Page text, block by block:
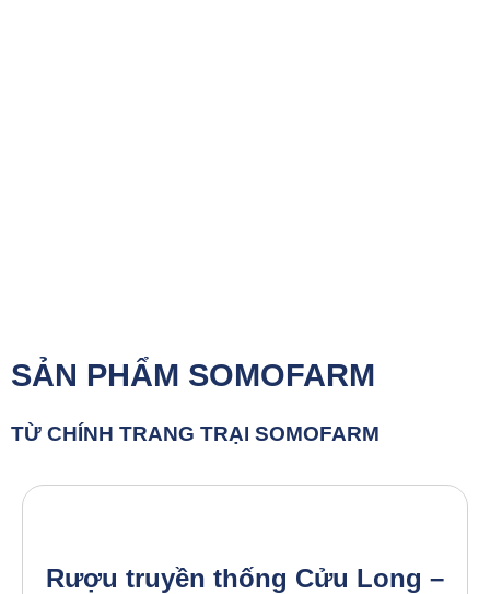
SẢN PHẨM SOMOFARM
TỪ CHÍNH TRANG TRẠI SOMOFARM
Rượu truyền thống Cửu Long –